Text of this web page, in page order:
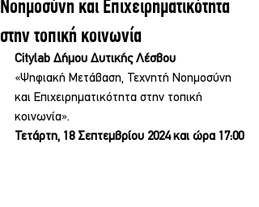
Νοημοσύνη και Επιχειρηματικότητα
στην τοπική κοινωνία
Citylab Δήμου Δυτικής Λέσβου
«Ψηφιακή Μετάβαση, Τεχνητή Νοημοσύνη
και Επιχειρηματικότητα στην τοπική
κοινωνία».
Τετάρτη, 18 Σεπτεμβρίου 2024 και ώρα 17:00